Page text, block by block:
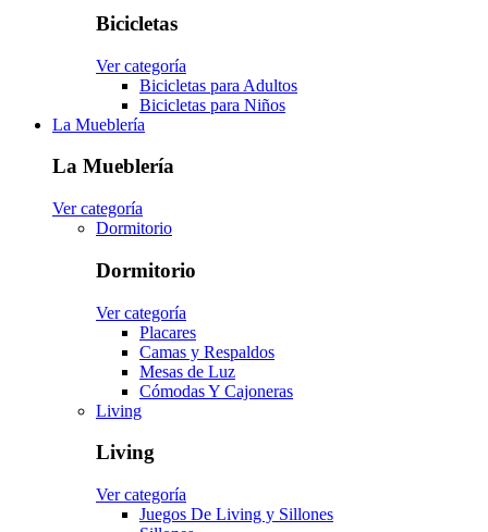
Bicicletas
Ver categoría
Bicicletas para Adultos
Bicicletas para Niños
La Mueblería
La Mueblería
Ver categoría
Dormitorio
Dormitorio
Ver categoría
Placares
Camas y Respaldos
Mesas de Luz
Cómodas Y Cajoneras
Living
Living
Ver categoría
Juegos De Living y Sillones